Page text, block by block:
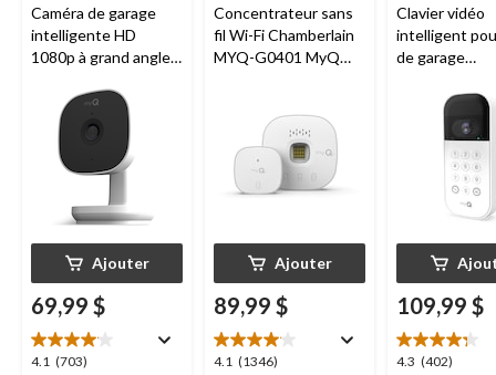
Caméra de garage
intelligente HD
1080p à grand angle
nocturne, résistante
aux intempéries
Ajouter
69,99 $
4.1 (703)
4.1
Concentrateur sans
fil Wi-Fi Chamberlain
MYQ-G0401 MyQ
Ajouter
89,99 $
4.1 (1346)
4.1
Clavier vidéo
intelligent
de garage
nocturne,
aux
109,99 $
4.3 (402)
4.3